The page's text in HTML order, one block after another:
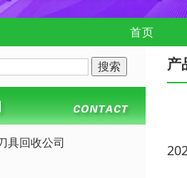
首页
具回收公司
产